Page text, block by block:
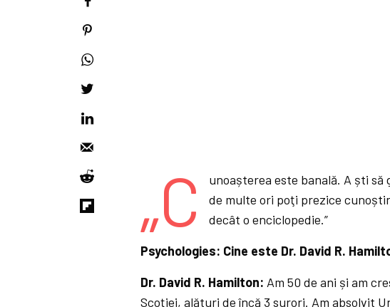
„C
unoașterea este banală. A ști
de multe ori poţi prezice
decât o enciclopedie.”
Psychologies: Cine este Dr. David R.
Dr. David R. Hamilton: Am 50 de ani și am
Scoţiei, alături de încă 3 surori. Am absolvit